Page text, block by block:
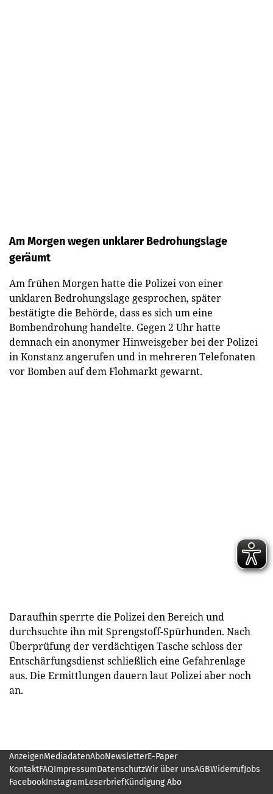
Am Morgen wegen unklarer Bedrohungslage
geräumt
Am frühen Morgen hatte die Polizei von einer
unklaren Bedrohungslage gesprochen, später
bestätigte die Behörde, dass es sich um eine
Bombendrohung handelte. Gegen 2 Uhr hatte
demnach ein anonymer Hinweisgeber bei der Polizei
in Konstanz angerufen und in mehreren Telefonaten
vor Bomben auf dem Flohmarkt gewarnt.
Daraufhin sperrte die Polizei den Bereich und
durchsuchte ihn mit Sprengstoff-Spürhunden. Nach
Überprüfung der verdächtigen Tasche schloss der
Entschärfungsdienst schließlich eine Gefahrenlage
aus. Die Ermittlungen dauern laut Polizei aber noch
an.
AnzeigenMediadatenAboNewsletterE-Paper
KontaktFAQImpressumDatenschutzWir über unsAGBWiderrufJobs
FacebookInstagramLeserbriefKündigung Abo